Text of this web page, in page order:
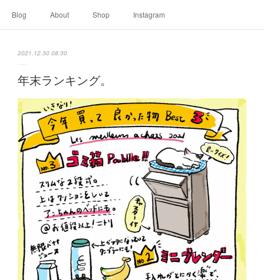
Blog About Shop Instagram
2021.12.30 08:30
年末ランキング。